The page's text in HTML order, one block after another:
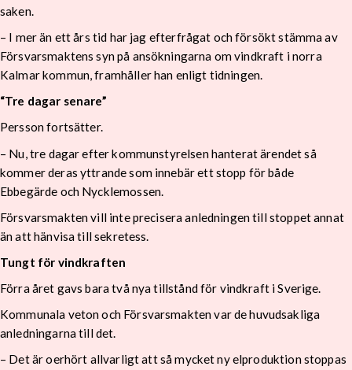
saken.
– I mer än ett års tid har jag efterfrågat och försökt stämma av
Försvarsmaktens syn på ansökningarna om vindkraft i norra
Kalmar kommun, framhåller han enligt tidningen.
“Tre dagar senare”
Persson fortsätter.
– Nu, tre dagar efter kommunstyrelsen hanterat ärendet så
kommer deras yttrande som innebär ett stopp för både
Ebbegärde och Nycklemossen.
Försvarsmakten vill inte precisera anledningen till stoppet annat
än att hänvisa till sekretess.
Tungt för vindkraften
Förra året gavs bara två nya tillstånd för vindkraft i Sverige.
Kommunala veton och Försvarsmakten var de huvudsakliga
anledningarna till det.
– Det är oerhört allvarligt att så mycket ny elproduktion stoppas